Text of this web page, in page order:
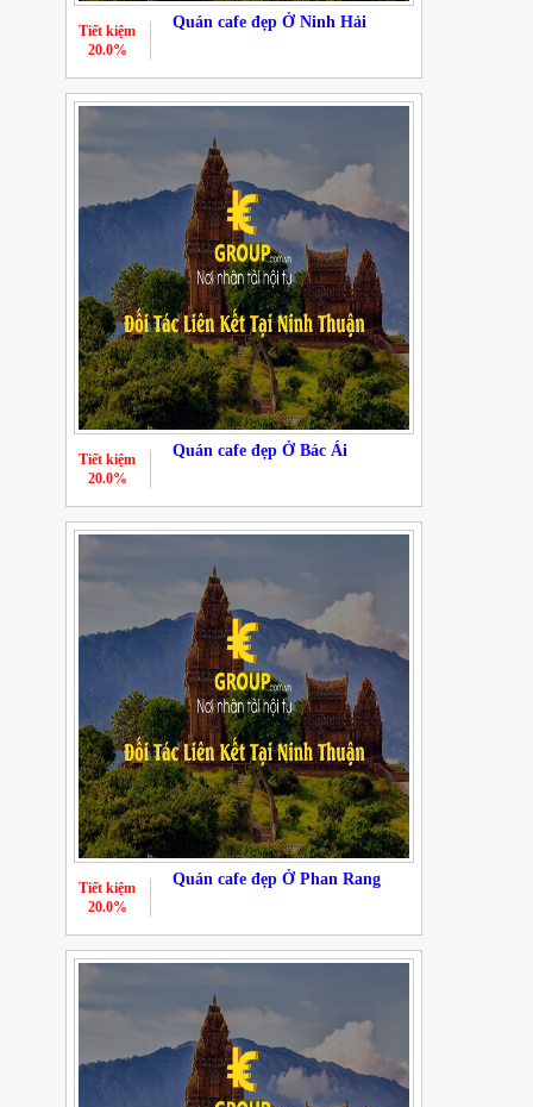
Quán cafe đẹp Ở Ninh Hải
Tiết kiệm
20.0%
Quán cafe đẹp Ở Bác Ái
Tiết kiệm
20.0%
Quán cafe đẹp Ở Phan Rang
Tiết kiệm
20.0%